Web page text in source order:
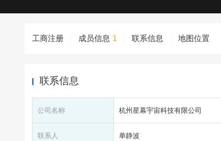
工商注册 成员信息 1 联系信息 地图位置
联系信息
公司名称 杭州星幕宇宙科技有限公司
联系人 单静波